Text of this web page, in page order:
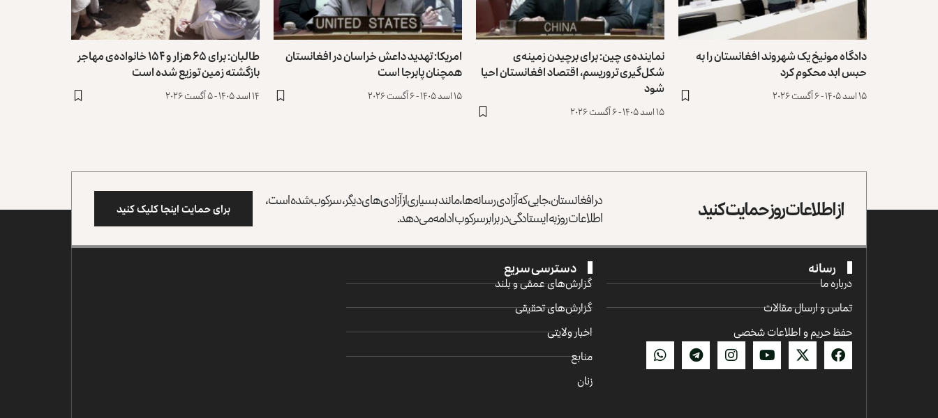
دادگاه مونیخ یک شهروند افغانستان را به
حبس ابد محکوم کرد
۱۵ اسد ۱۴۰۵ - ۶ آگست ۲۰۲۶
نماینده‌ی چین: برای برچیدن زمینه‌ی
شکل‌گیری تروریسم، اقتصاد افغانستان احیا
شود
۱۵ اسد ۱۴۰۵ - ۶ آگست ۲۰۲۶
امریکا: تهدید داعش خراسان در افغانستان
همچنان پابرجا است
۱۵ اسد ۱۴۰۵ - ۶ آگست ۲۰۲۶
طالبان: برای ۶۵ هزار و ۱۵۴ خانواده‌ی مهاجر
بازگشته زمین توزیع ‏شده است
۱۴ اسد ۱۴۰۵ - ۵ آگست ۲۰۲۶
از اطلاعات روز حمایت کنید در افغانستان، جایی که آزادی رسانه‌ها، مانند بسیاری از آزادی‌های دیگر، سرکوب شده است،
اطلاعات روز به ایستادگی در برابر سرکوب ادامه می‌دهد. برای حمایت اینجا کلیک کنید
رسانه
درباره ما
تماس و ارسال مقالات
حفظ حریم و اطلاعات شخصی
دسترسی سریع
گزارش‌‌های عمقی و بلند
گزارش‌های تحقیقی
اخبار ولایتی
منابع
زنان